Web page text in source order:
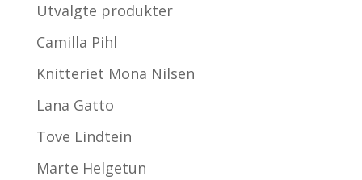
Utvalgte produkter
Camilla Pihl
Knitteriet Mona Nilsen
Lana Gatto
Tove Lindtein
Marte Helgetun